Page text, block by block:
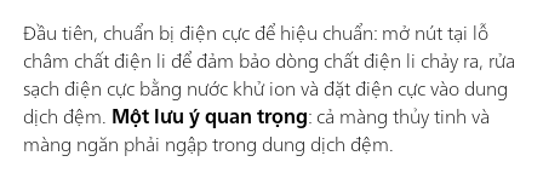
Đầu tiên, chuẩn bị điện cực để hiệu chuẩn: mở nút tại lỗ
châm chất điện li để đảm bảo dòng chất điện li chảy ra, rửa
sạch điện cực bằng nước khử ion và đặt điện cực vào dung
dịch đệm. Một lưu ý quan trọng: cả màng thủy tinh và
màng ngăn phải ngập trong dung dịch đệm.